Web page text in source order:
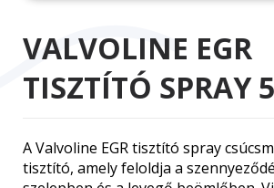
VALVOLINE EGR
TISZTÍTÓ SPRAY
A Valvoline EGR tisztító spray
tisztító, amely feloldja a